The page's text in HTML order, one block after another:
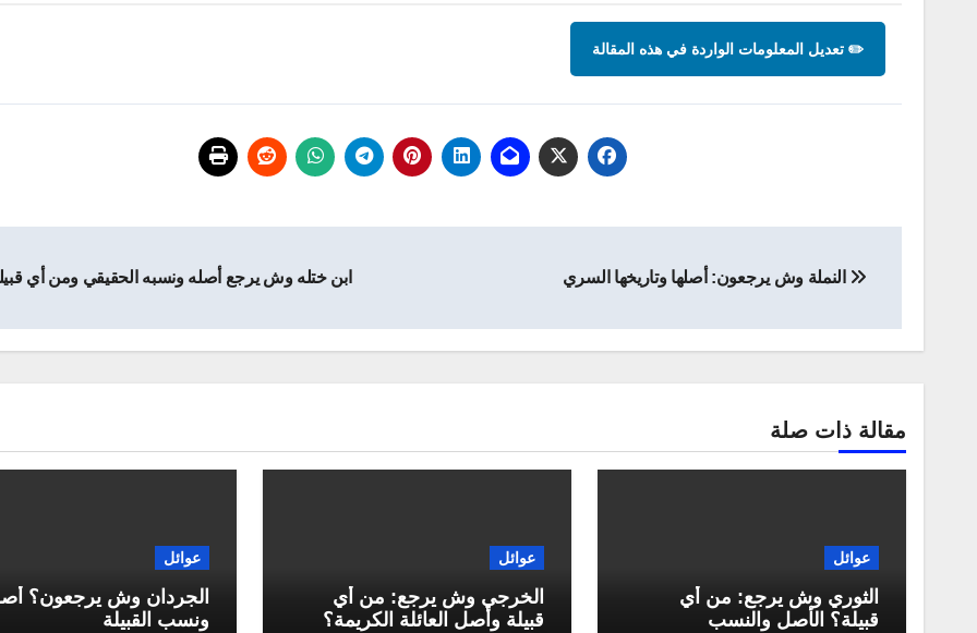
✏️ تعديل المعلومات الواردة في هذه المقالة
المقالات
النملة وش يرجعون: أصلها وتاريخها السري ابن ختله وش يرجع أصله ونسبه الحقيقي ومن أي
مقالة ذات صلة
عوائل
الثوري وش يرجع: من أي
قبيلة؟ الأصل والنسب
عوائل
الخرجي وش يرجع: من أي
قبيلة وأصل العائلة الكريمة؟
عوائل
الجردان وش يرجعون؟
ونسب القبيلة